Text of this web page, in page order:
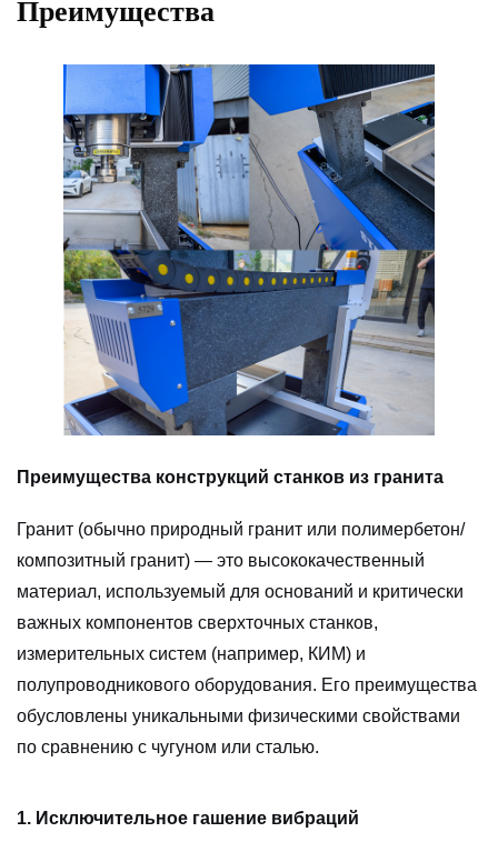
Преимущества
Преимущества конструкций станков из гранита
Гранит (обычно природный гранит или полимербетон/
композитный гранит) — это высококачественный
материал, используемый для оснований и критически
важных компонентов сверхточных станков,
измерительных систем (например, КИМ) и
полупроводникового оборудования. Его преимущества
обусловлены уникальными физическими свойствами
по сравнению с чугуном или сталью.
1. Исключительное гашение вибраций